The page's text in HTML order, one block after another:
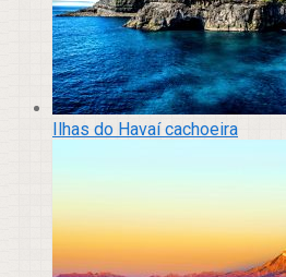
Ilhas do Havaí cachoeira